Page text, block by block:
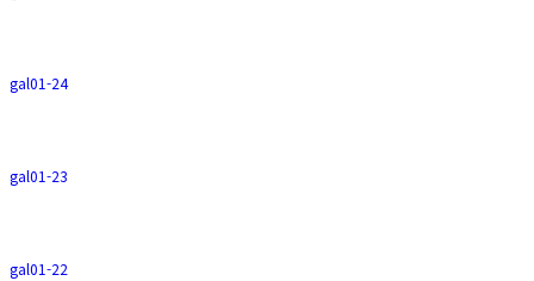
gal01-24
gal01-23
gal01-22